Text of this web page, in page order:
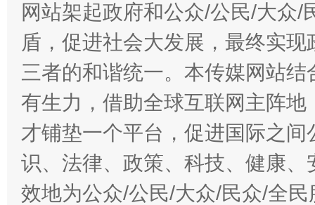
网站架起政府和公众/公民/大众
盾，促进社会大发展，最终实
三者的和谐统一。本传媒网站
有生力，借助全球互联网主阵
才铺垫一个平台，促进国际之
识、法律、政策、科技、健康
效地为公众/公民/大众/民众/全